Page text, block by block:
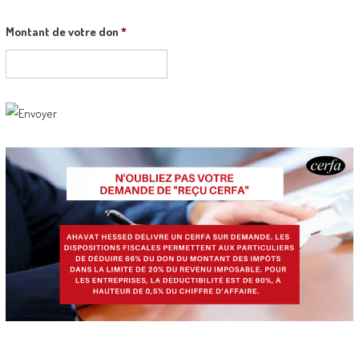
Montant de votre don *